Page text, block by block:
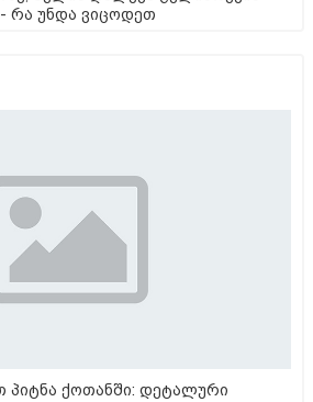
- რა უნდა ვიცოდეთ
პიტნა ქოთანში: დეტალური